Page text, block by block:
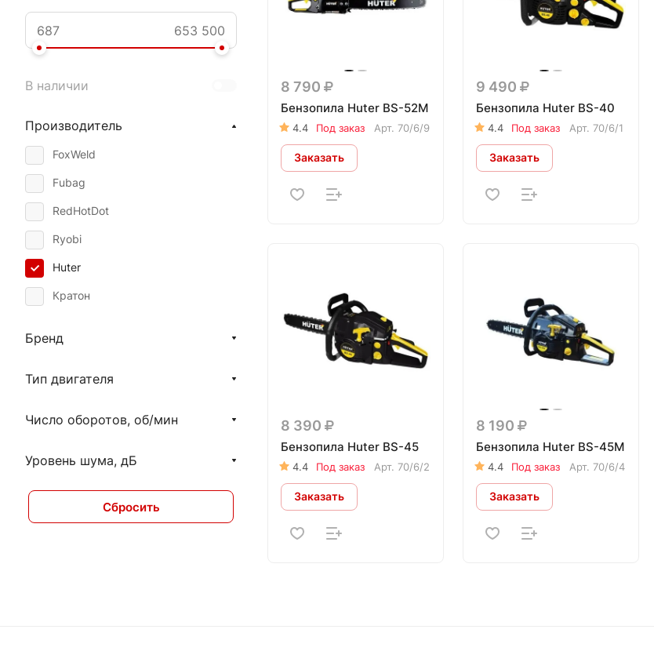
8 790
Бензопила Huter BS-52М
4.4 Под заказ Арт. 70/6/9
Заказать
9 490
Бензопила Huter BS-40
4.4 Под заказ Арт. 70/6/1
Заказать
8 390
Бензопила Huter BS-45
4.4 Под заказ Арт. 70/6/2
Заказать
8 190
Бензопила Huter BS-45М
4.4 Под заказ Арт. 70/6/4
Заказать
В наличии
Производитель
FoxWeld
Fubag
RedHotDot
Ryobi
Huter
Кратон
Бренд
Тип двигателя
Число оборотов, об/мин
Уровень шума, дБ
Сбросить